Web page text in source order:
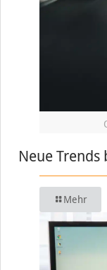
Neue
Mehr